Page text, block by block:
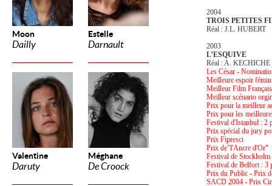
Moon
Dailly
Estelle
Darnault
Valentine
Daruty
Méghane
De Croock
2004
TROIS PETITES
Réal : J.L. HUBERT
2003
L’ESQUIVE
Réal : A. KECHICHE
Les César -
Meilleure espoir
Meilleur Film
Meilleur scénario
Prix pour la meilleur
Prix pour les
Festival d'Istanbul : 2
Prix spécial du jury
Prix Fipresci
Prix de"l'Ancre d'Or"
Festival de
Festival de Belfort :
Prix du Public - Prix
SACD 2004 - Prix